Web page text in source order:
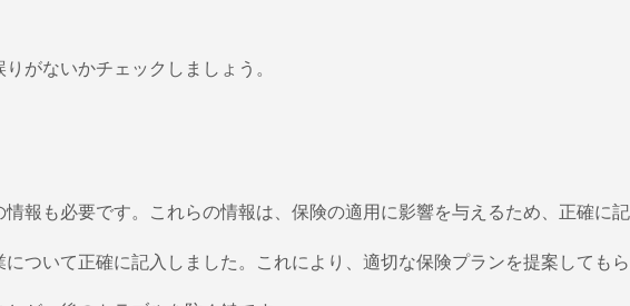
がないかチェックしましょう。
報も必要です。これらの情報は、保険の適用に影響を与えるため、正確に
ついて正確に記入しました。これにより、適切な保険プランを提案しても